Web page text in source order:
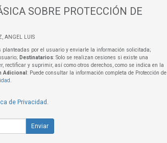
SOBRE PROTECCIÓN DE
ANGEL LUIS
planteadas por el usuario y enviarle la información solicitada;
Destinatarios: Solo se realizan cesiones si existe una
rectificar y suprimir, así como otros derechos, como se indica en la
Adicional : Puede consultar la información completa de Protección de
de Privacidad
Enviar